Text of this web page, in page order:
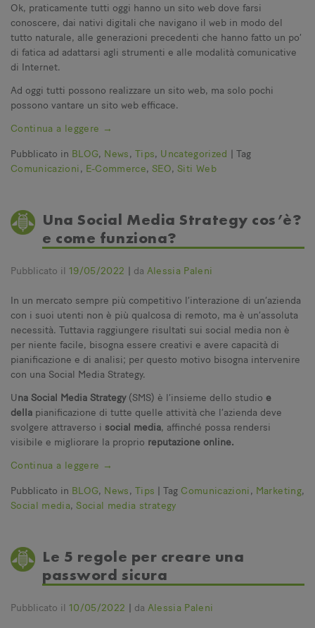
Ok, praticamente tutti oggi hanno un sito web dove farsi
conoscere, dai nativi digitali che navigano il web in modo del
tutto naturale, alle generazioni precedenti che hanno fatto un po’
di fatica ad adattarsi agli strumenti e alle modalità comunicative
di Internet.
Ad oggi tutti possono realizzare un sito web, ma solo pochi
possono vantare un sito web efficace.
Continua a leggere →
Pubblicato in BLOG, News, Tips, Uncategorized
Tag
Comunicazioni, E-Commerce,SEO,Siti Web
Una Social Media Strategy cos’è?
e come funziona?
Pubblicato il 19/05/2022 da Alessia Paleni
In un mercato sempre più competitivo l’interazione di un’azienda
con i suoi utenti non è più qualcosa di remoto, ma è un’assoluta
necessità. Tuttavia raggiungere risultati sui social media non è
per niente facile, bisogna essere creativi e avere capacità di
pianificazione e di analisi; per questo motivo bisogna intervenire
con una Social Media Strategy.
Una Social Media Strategy(SMS) è l’insieme dello studio e
della pianificazione di tutte quelle attività che l’azienda deve
svolgere attraverso i social media, affinché possa rendersi
visibile e migliorare la proprio reputazione online.
Continua a leggere →
Pubblicato in BLOG, News, Tips |TagComunicazioni, Marketing,
Social media,Social media strategy
Le 5 regole per creare una
password sicura
Pubblicato il 10/05/2022 da Alessia Paleni